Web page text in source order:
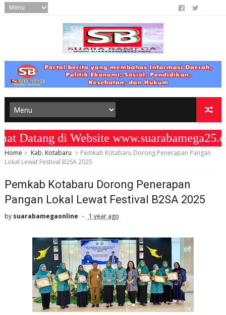
di Website
Home Kab. Kotabaru
Pemkab Kotabaru Dorong Penerapan Pangan
Lokal Lewat Festival B2SA 2025
Pemkab Kotabaru Dorong Penerapan
Pangan Lokal Lewat Festival B2SA 2025
by suarabamegaonline 1 year ago